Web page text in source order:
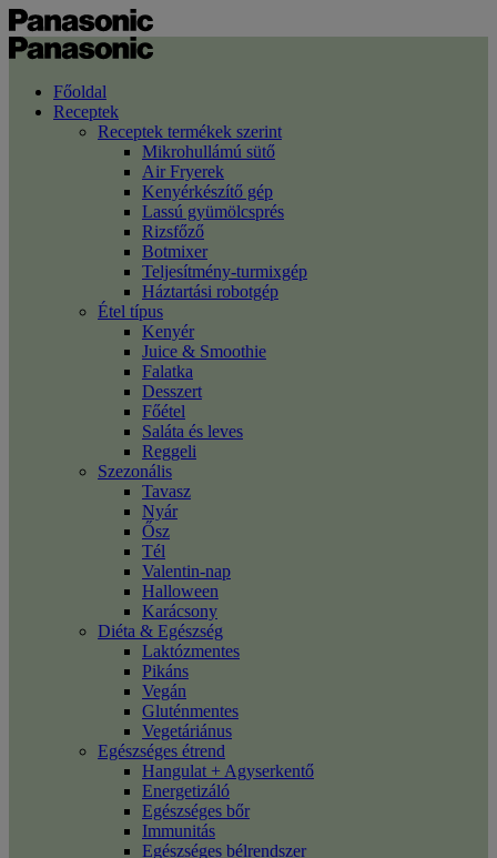
Főoldal
Receptek
Receptek termékek szerint
Mikrohullámú sütő
Air Fryerek
Kenyérkészítő gép
Lassú gyümölcsprés
Rizsfőző
Botmixer
Teljesítmény-turmixgép
Háztartási robotgép
Étel típus
Kenyér
Juice & Smoothie
Falatka
Desszert
Főétel
Saláta és leves
Reggeli
Szezonális
Tavasz
Nyár
Ősz
Tél
Valentin-nap
Halloween
Karácsony
Diéta & Egészség
Laktózmentes
Pikáns
Vegán
Gluténmentes
Vegetáriánus
Egészséges étrend
Hangulat + Agyserkentő
Energetizáló
Egészséges bőr
Immunitás
Egészséges bélrendszer